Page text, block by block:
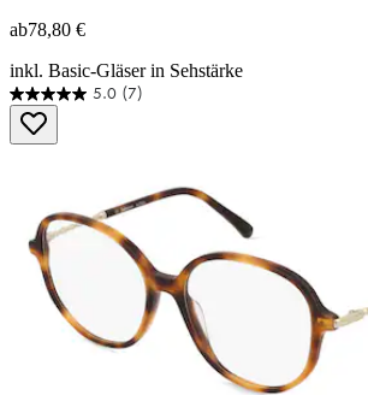
ab78,80 €
inkl. Basic-Gläser in Sehstärke
5.0 (7)
5.0
von
5
Bewertungen